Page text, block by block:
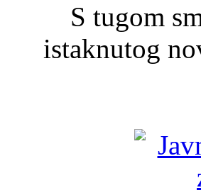
S tugom
istaknutog